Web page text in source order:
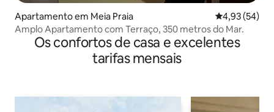
Apartamento em Meia Praia Classificação
4,93 (54)
Amplo Apartamento com Terraço, 350 metros do Mar.
Os confortos de casa e excelentes
tarifas mensais